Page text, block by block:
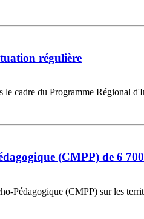
régulière
cadre du Programme Régional
(CMPP) de 6
Pédagogique (CMPP) sur les